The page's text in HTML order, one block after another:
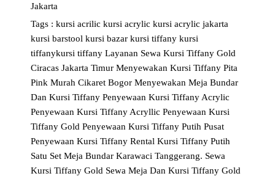
Jakarta
Tags : kursi acrilickursi acrylickursi acrylic jakarta
kursi barstoolkursi bazarkursi tiffanykursi
tiffanykursi tiffanyLayanan Sewa Kursi Tiffany Gold
Ciracas Jakarta TimurMenyewakan Kursi Tiffany Pita
Pink Murah Cikaret BogorMenyewakan Meja Bundar
Dan Kursi TiffanyPenyewaan Kursi Tiffany Acrylic
Penyewaan Kursi Tiffany AcryllicPenyewaan Kursi
Tiffany GoldPenyewaan Kursi Tiffany PutihPusat
Penyewaan Kursi TiffanyRental Kursi Tiffany Putih
Satu Set Meja Bundar Karawaci Tanggerang. Sewa
Kursi Tiffany Gold Sewa Meja Dan Kursi Tiffany Gold